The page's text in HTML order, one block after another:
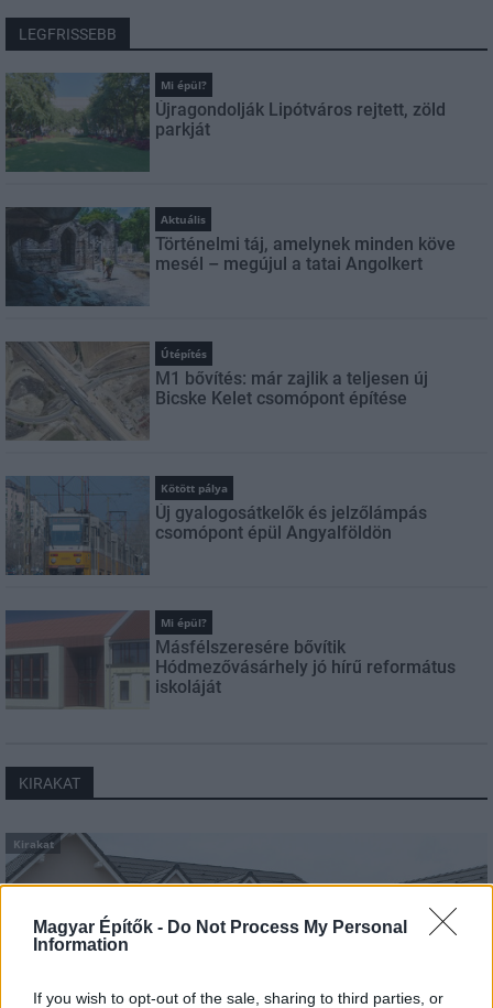
Magyar Építők - Do Not Process My Personal
Information
If you wish to opt-out of the sale, sharing to third parties, or
LEGFRISSEBB
Mi épül?
Újragondolják Lipótváros rejtett, zöld
parkját
Aktuális
Történelmi táj, amelynek minden köve
mesél – megújul a tatai Angolkert
Útépítés
M1 bővítés: már zajlik a teljesen új
Bicske Kelet csomópont építése
Kötött pálya
Új gyalogosátkelők és jelzőlámpás
csomópont épül Angyalföldön
Mi épül?
Másfélszeresére bővítik
Hódmezővásárhely jó hírű református
iskoláját
KIRAKAT
Kirakat